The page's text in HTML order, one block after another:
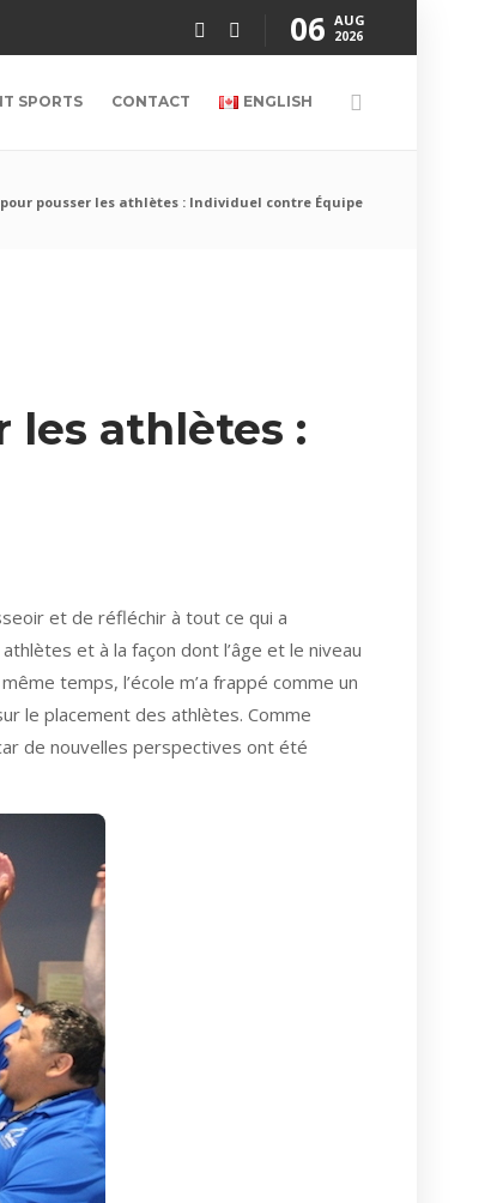
06 AUG
2026
SPORTS CONTACT ENGLISH
pousser les athlètes : Individuel contre Équipe
les athlètes :
et de réfléchir à tout ce qui a
et à la façon dont l’âge et le niveau
temps, l’école m’a frappé comme un
le placement des athlètes. Comme
de nouvelles perspectives ont été